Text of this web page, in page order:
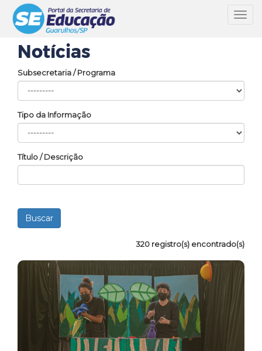
Notícias
Subsecretaria / Programa
Tipo da Informação
Título / Descrição
320 registro(s) encontrado(s)